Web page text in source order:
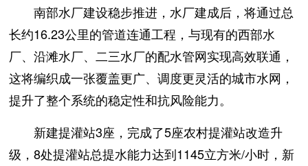
南部水厂建设稳步推进，水厂建成后，将通过总
长约16.23公里的管道连通工程，与现有的西部水
厂、沿滩水厂、二三水厂的配水管网实现高效联通，
这将编织成一张覆盖更广、调度更灵活的城市水网，
提升了整个系统的稳定性和抗风险能力。
新建提灌站3座，完成了5座农村提灌站改造升
级，8处提灌站总提水能力达到1145立方米/小时，新